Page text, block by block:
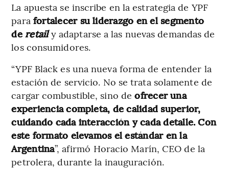
La apuesta se inscribe en la estrategia de YPF
para fortalecer su liderazgo en el segmento
deretaily adaptarse a las nuevas demandas de
los consumidores.
“YPF Black es una nueva forma de entender la
estación de servicio. No se trata solamente de
cargar combustible, sino de ofrecer una
experiencia completa, de calidad superior,
cuidando cada interacción y cada detalle. Con
este formato elevamos el estándar en la
Argentina”, afirmó Horacio Marín, CEO de la
petrolera, durante la inauguración.